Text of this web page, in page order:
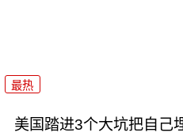
最热
美国踏进3个大坑把自己